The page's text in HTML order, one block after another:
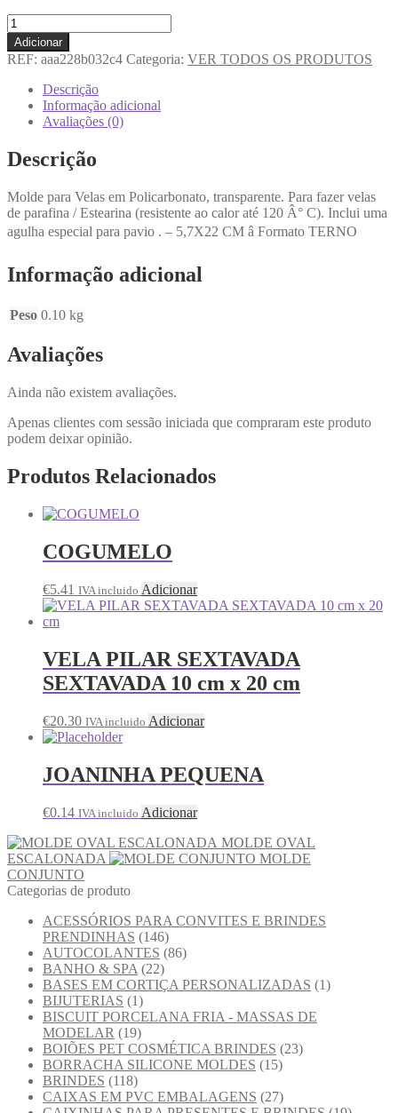
Adicionar
REF: aaa228b032c4 Categoria: VER TODOS OS PRODUTOS
Descrição
Informação adicional
Avaliações (0)
Descrição
Molde para Velas em Policarbonato, transparente. Para fazer velas
de parafina / Estearina (resistente ao calor até 120 Â° C). Inclui uma
agulha especial para pavio . – 5,7X22 CM â Formato TERNO
Informação adicional
Peso 0.10 kg
Avaliações
Ainda não existem avaliações.
Apenas clientes com sessão iniciada que compraram este produto
podem deixar opinião.
Produtos Relacionados
COGUMELO
€5.41 IVA incluido Adicionar
VELA PILAR SEXTAVADA
SEXTAVADA 10 cm x 20 cm
€20.30 IVA incluido Adicionar
JOANINHA PEQUENA
€0.14 IVA incluido Adicionar
MOLDE OVAL
ESCALONADA
MOLDE
CONJUNTO
Categorias de produto
ACESSÓRIOS PARA CONVITES E BRINDES
PRENDINHAS (146)
AUTOCOLANTES (86)
BANHO & SPA (22)
BASES EM CORTIÇA PERSONALIZADAS (1)
BIJUTERIAS (1)
BISCUIT PORCELANA FRIA - MASSAS DE
MODELAR (19)
BOIÕES PET COSMÉTICA BRINDES (23)
BORRACHA SILICONE MOLDES (15)
BRINDES (118)
CAIXAS EM PVC EMBALAGENS (27)